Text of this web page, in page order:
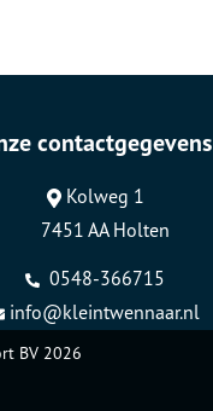
contactgegevens
Kolweg 1
7451 AA Holten
0548-366715
info@kleintwennaar.nl
BV 2026